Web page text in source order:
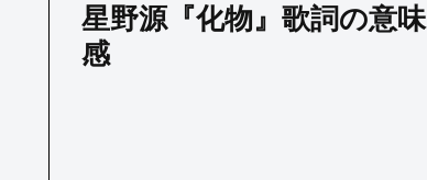
星野源『化物』歌詞の意
感